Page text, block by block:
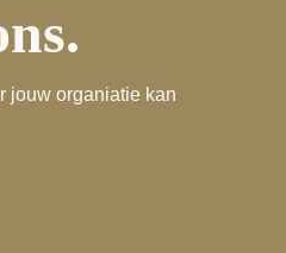
jouw organiatie kan